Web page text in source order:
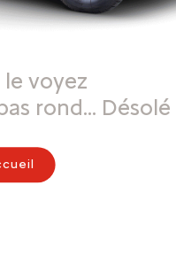
voyez
rond… Désolé